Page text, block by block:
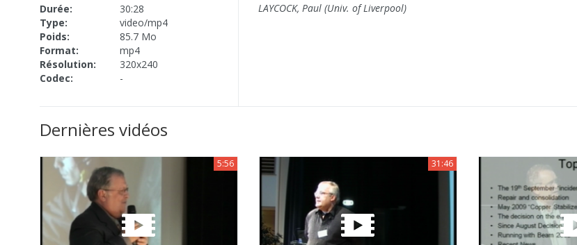
Durée:
30:28
Type:
video/mp4
Poids:
85.7 Mo
Format:
mp4
Résolution:
320x240
Codec:
-
LAYCOCK, Paul (Univ. of Liverpool)
Dernières vidéos
5:56 31:46